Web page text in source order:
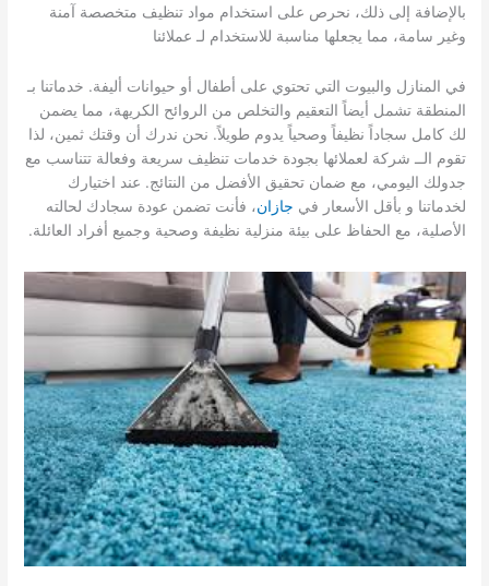
بالإضافة إلى ذلك، نحرص على استخدام مواد تنظيف متخصصة آمنة
وغير سامة، مما يجعلها مناسبة للاستخدام لـ عملائنا
في المنازل والبيوت التي تحتوي على أطفال أو حيوانات أليفة. خدماتنا بـ
المنطقة تشمل أيضاً التعقيم والتخلص من الروائح الكريهة، مما يضمن
لك كامل سجاداً نظيفاً وصحياً يدوم طويلاً. نحن ندرك أن وقتك ثمين، لذا
تقوم الــ شركة لعملائها بجودة خدمات تنظيف سريعة وفعالة تتناسب مع
جدولك اليومي، مع ضمان تحقيق الأفضل من النتائج. عند اختيارك
لخدماتنا و بأقل الأسعار في جازان، فأنت تضمن عودة سجادك لحالته
الأصلية، مع الحفاظ على بيئة منزلية نظيفة وصحية وجميع أفراد العائلة.